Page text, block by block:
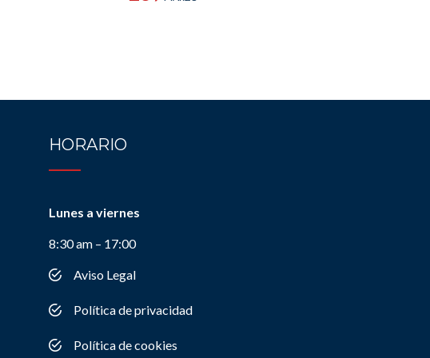
HORARIO
Lunes a viernes
8:30 am – 17:00
Aviso Legal
Política de privacidad
Política de cookies